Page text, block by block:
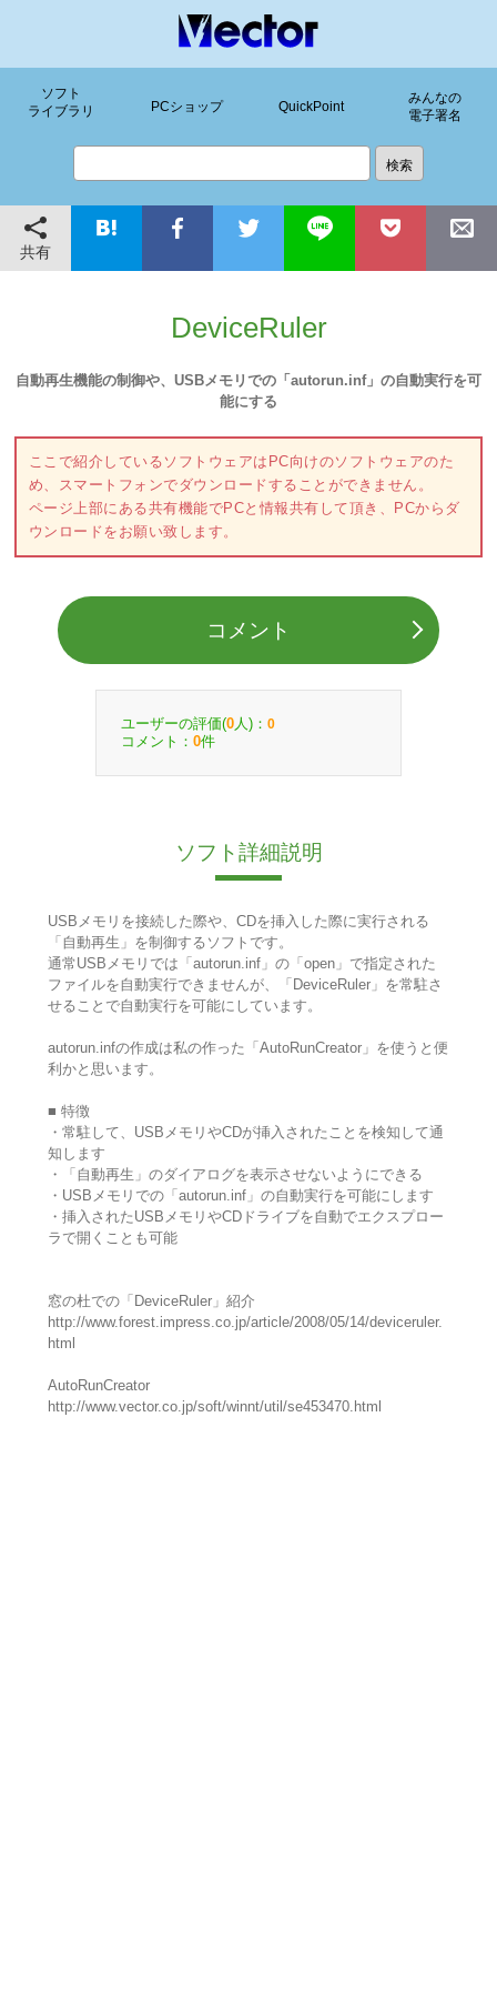
ソフト
ライブラリ
PCショップ QuickPoint
みんなの
電子署名
共有
DeviceRuler
自動再生機能の制御や、USBメモリでの「autorun.inf」の自動実行を可
能にする
ここで紹介しているソフトウェアはPC向けのソフトウェアのた
め、スマートフォンでダウンロードすることができません。
ページ上部にある共有機能でPCと情報共有して頂き、PCからダ
ウンロードをお願い致します。
コメント
ユーザーの評価(0 人)： 0
コメント： 0件
ソフト詳細説明
USBメモリを接続した際や、CDを挿入した際に実行される
「自動再生」を制御するソフトです。
通常USBメモリでは「autorun.inf」の「open」で指定された
ファイルを自動実行できませんが、「DeviceRuler」を常駐さ
せることで自動実行を可能にしています。
autorun.infの作成は私の作った「AutoRunCreator」を使うと便
利かと思います。
■ 特徴
・常駐して、USBメモリやCDが挿入されたことを検知して通
知します
・「自動再生」のダイアログを表示させないようにできる
・USBメモリでの「autorun.inf」の自動実行を可能にします
・挿入されたUSBメモリやCDドライブを自動でエクスプロー
ラで開くことも可能
窓の杜での「DeviceRuler」紹介
http://www.forest.impress.co.jp/article/2008/05/14/deviceruler.
html
AutoRunCreator
http://www.vector.co.jp/soft/winnt/util/se453470.html